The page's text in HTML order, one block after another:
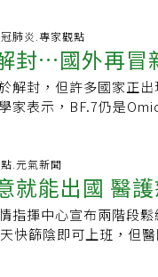
學生：「病假」（0日
疫照顧假」。5.勞工：
）。若第6天仍然快篩
指揮官王必勝說，教
間，希望各部會、地
，若公司作法較嚴苛
者不再隔離通知書，
指揮中心自3月20日起
通知書開立」，也不
12萬7630劑、BNT
劑、成人劑型15萬
劑、BA.5次世代疫苗
之後續規劃？A：目
「疫苗+1」各縣市有
可獲得500元禮券的獎
署官網「疫苗加一，
於以下指定場所之室
、醫事、老人福利、
福利機構2.公共運輸及
定場所不戴口罩之例
活動二、下列特殊情
，由民眾自主決定戴
機關規定辦理延伸閱
放1處」恐害防護力直
編輯：陳學梅
針》研究中也提到，
季節高度相關。不過
防疫限制，例如：社
下降趨勢。於是專家
「沒來由的（out-of-
在RSV病毒環境中，
疫後第一冬 專家籲留
也報導，除了RSV以
、自我隔離等防疫政
乏善可陳，呼籲政府
衛焦點林口長庚紀念
（IDWeek）」，他表
起。他也觀察到，美
會中一再被提起，美
，連帶導致繼發性細
的各國均發現，因染
而使環境篩選壓力增
易出現抗藥性，疫後
肺炎.專家觀點
封…國外再冒
解封，但許多國家正
家表示，BF.7仍是
病毒感染研究中心主
脫程度。目前已知
化，可能會改變抗原
強調，由於BF.7仍屬
法完全預防感染，仍
.元氣新聞
就能出國 醫
指揮中心宣布兩階段
快篩陰即可上班，但